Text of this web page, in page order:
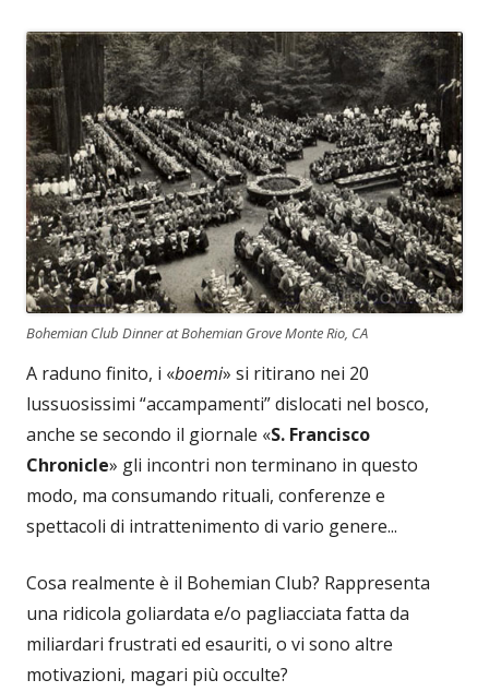
Bohemian Club Dinner at Bohemian Grove Monte Rio, CA
A raduno finito, i «boemi» si ritirano nei 20
lussuosissimi “accampamenti” dislocati nel bosco,
anche se secondo il giornale «S. Francisco
Chronicle» gli incontri non terminano in questo
modo, ma consumando rituali, conferenze e
spettacoli di intrattenimento di vario genere...
Cosa realmente è il Bohemian Club? Rappresenta
una ridicola goliardata e/o pagliacciata fatta da
miliardari frustrati ed esauriti, o vi sono altre
motivazioni, magari più occulte?